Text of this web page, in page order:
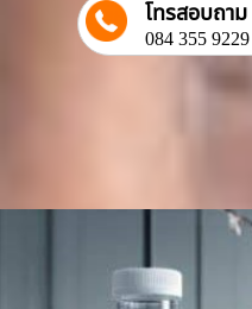
โทรสอบถาม
084 355 9229